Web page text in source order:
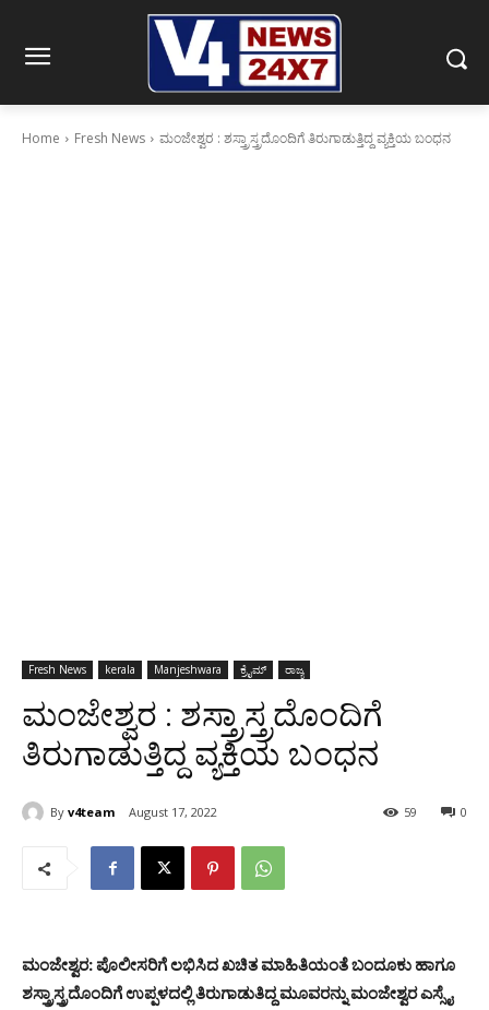
Home Fresh News ಮಂಜೇಶ್ವರ : ಶಸ್ತ್ರಾಸ್ತ್ರದೊಂದಿಗೆ ತಿರುಗಾಡುತ್ತಿದ್ದ ವ್ಯಕ್ತಿಯ ಬಂಧನ
Fresh News kerala Manjeshwara ಕ್ರೈಮ್ ರಾಜ್ಯ
ಮಂಜೇಶ್ವರ : ಶಸ್ತ್ರಾಸ್ತ್ರದೊಂದಿಗೆ
ತಿರುಗಾಡುತ್ತಿದ್ದ ವ್ಯಕ್ತಿಯ ಬಂಧನ
By v4team August 17, 2022 0
59
ಮಂಜೇಶ್ವರ: ಪೊಲೀಸರಿಗೆ ಲಭಿಸಿದ ಖಚಿತ ಮಾಹಿತಿಯಂತೆ ಬಂದೂಕು ಹಾಗೂ
ಶಸ್ತ್ರಾಸ್ತ್ರದೊಂದಿಗೆ ಉಪ್ಪಳದಲ್ಲಿ ತಿರುಗಾಡುತಿದ್ದ ಮೂವರನ್ನು ಮಂಜೇಶ್ವರ ಎಸ್ಸೈ